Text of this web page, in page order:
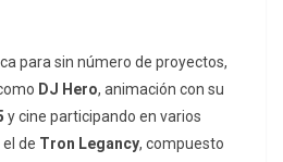
para sin número de proyectos,
DJ Hero, animación con su
y cine participando en varios
de Tron Legancy, compuesto